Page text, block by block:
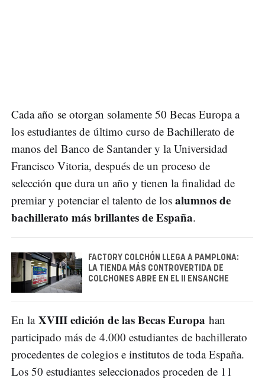
Cada año se otorgan solamente 50 Becas Europa a
los estudiantes de último curso de Bachillerato de
manos del Banco de Santander y la Universidad
Francisco Vitoria, después de un proceso de
selección que dura un año y tienen la finalidad de
premiar y potenciar el talento de los alumnos de
bachillerato más brillantes de España.
FACTORY COLCHÓN LLEGA A PAMPLONA:
LA TIENDA MÁS CONTROVERTIDA DE
COLCHONES ABRE EN EL II ENSANCHE
En laXVIII edición de las Becas Europa han
participado más de 4.000 estudiantes de bachillerato
procedentes de colegios e institutos de toda España.
Los 50 estudiantes seleccionados proceden de 11